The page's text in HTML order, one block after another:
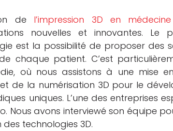
de l’impression 3D en médecine
nouvelles et innovantes.
est la possibilité de proposer des
chaque patient. C’est
où nous assistons à une mise
de la numérisation 3D pour le
uniques. L’une des entreprises
Nous avons interviewé son équipe
des technologies 3D.